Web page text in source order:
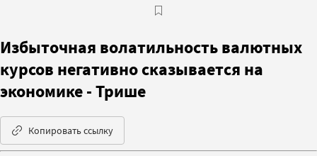
Избыточная волатильность валютных
курсов негативно сказывается на
экономике - Трише
Копировать ссылку